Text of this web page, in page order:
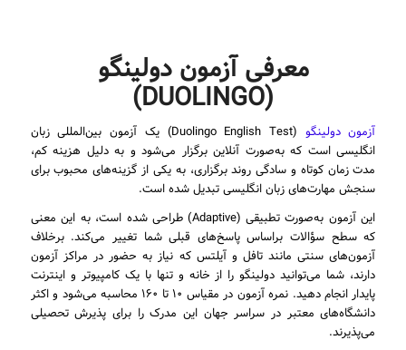
معرفی آزمون دولینگو
(DUOLINGO)
آزمون دولینگو
(Duolingo English Test) یک آزمون بین‌المللی زبان
انگلیسی است که به‌صورت آنلاین برگزار می‌شود و به دلیل هزینه کم،
مدت زمان کوتاه و سادگی روند برگزاری، به یکی از گزینه‌های محبوب برای
سنجش مهارت‌های زبان انگلیسی تبدیل شده است.
این آزمون به‌صورت تطبیقی (Adaptive) طراحی شده است، به این معنی
که سطح سؤالات براساس پاسخ‌های قبلی شما تغییر می‌کند. برخلاف
آزمون‌های سنتی مانند تافل و آیلتس که نیاز به حضور در مراکز آزمون
دارند، شما می‌توانید دولینگو را از خانه و تنها با یک کامپیوتر و اینترنت
پایدار انجام دهید. نمره آزمون در مقیاس ۱۰ تا ۱۶۰ محاسبه می‌شود و اکثر
دانشگاه‌های معتبر در سراسر جهان این مدرک را برای پذیرش تحصیلی
می‌پذیرند.